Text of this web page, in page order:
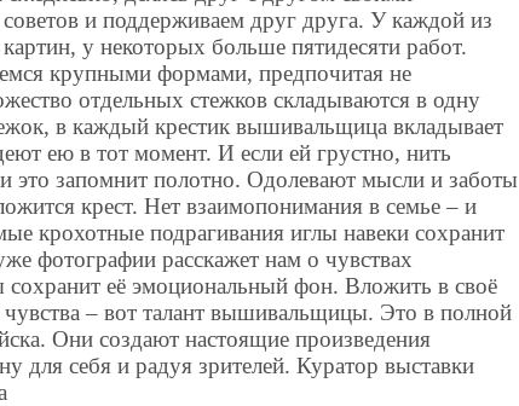
и поддерживаем друг друга. У каждой из
у некоторых больше пятидесяти работ.
крупными формами, предпочитая не
отдельных стежков складываются в одну
в каждый крестик вышивальщица вкладывает
ею в тот момент. И если ей грустно, нить
и это запомнит полотно. Одолевают мысли и заботы
крест. Нет взаимопонимания в семье – и
крохотные подрагивания иглы навеки сохранит
фотографии расскажет нам о чувствах
её эмоциональный фон. Вложить в своё
– вот талант вышивальщицы. Это в полной
Они создают настоящие произведения
для себя и радуя зрителей. Куратор выставки